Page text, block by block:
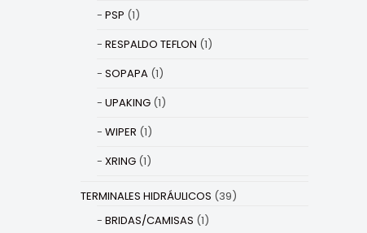
PSP (1)
RESPALDO TEFLON (1)
SOPAPA (1)
UPAKING (1)
WIPER (1)
XRING (1)
TERMINALES HIDRÁULICOS (39)
BRIDAS/CAMISAS (1)